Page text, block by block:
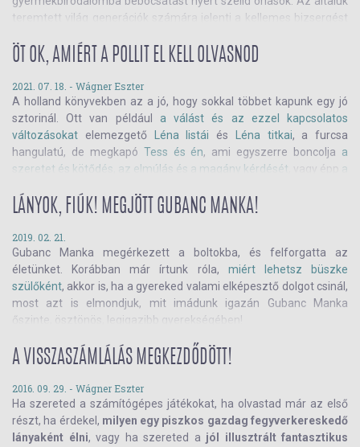
teremtett világ generációk számára jelenti a kellemes bizsergést
születik. Az otthonosság érzését, a meghitt nosztalgiát. És bár
magabiztosan állíthatjuk, hogy nem túlzó az előbbi jellemzés, a
hazai olvasók számára talán még ma is kevéssé ismertek az
általuk jegyzett könyvek. A Pagonynál 2011 óta jelennek meg a
kultikus életmű darabjai.
Üdvözlünk a Schmidt – Westendorp mesevilágban!
ÖT OK, AMIÉRT A POLLIT EL KELL OLVASNOD
2021. 07. 18. - Wágner Eszter
A holland könyvekben az a jó, hogy sokkal többet kapunk egy jó
sztorinál. Ott van például a válást és az ezzel kapcsolatos
változásokat elemezgető Léna listái és Léna titkai, a furcsa
hangulatú, de megkapó Tess és én, ami egyszerre boncolja a
szeretet és kötődés, az elmúlás és a magány kérdését , vagy épp
a
óra sötétség
. Itt az ideje, hogy megismerdPollitis!
LÁNYOK, FIÚK! MEGJÖTT GUBANC MANKA!
2019. 02. 21.
Gubanc Manka megérkezett a boltokba, és felforgatta az
életünket. Korábban már írtunk róla, miért lehetsz büszke
szülőként, akkor is, ha a gyereked valami elképesztő dolgot csinál,
most azt is elmondjuk, mit imádunk igazán Gubanc Manka
őszinte, ösztönös, legigazibb gyerekségében!
A VISSZASZÁMLÁLÁS MEGKEZDŐDÖTT!
2016. 09. 29. - Wágner Eszter
Ha szereted a számítógépes játékokat, ha olvastad már az első
részt, ha érdekel, milyen egy piszkos gazdag fegyverkereskedő
lányaként élni, vagy ha szereted a jól illusztrált fantasztikus